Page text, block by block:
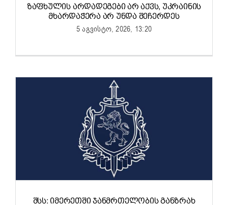
ᲖᲐᲤᲮᲣᲚᲘᲡ ᲐᲠᲓᲐᲓᲔᲒᲔᲑᲘ ᲐᲠ ᲐᲥᲕᲡ, ᲣᲙᲠᲐᲘᲜᲘᲡ
ᲛᲮᲐᲠᲓᲐᲭᲔᲠᲐ ᲐᲠ ᲣᲜᲓᲐ ᲨᲔᲩᲔᲠᲓᲔᲡ
5 აგვისტო, 2026, 13:20
ᲨᲡᲡ: ᲘᲛᲔᲠᲔᲗᲨᲘ ᲯᲐᲜᲛᲠᲗᲔᲚᲝᲑᲘᲡ ᲒᲐᲜᲖᲠᲐᲮ